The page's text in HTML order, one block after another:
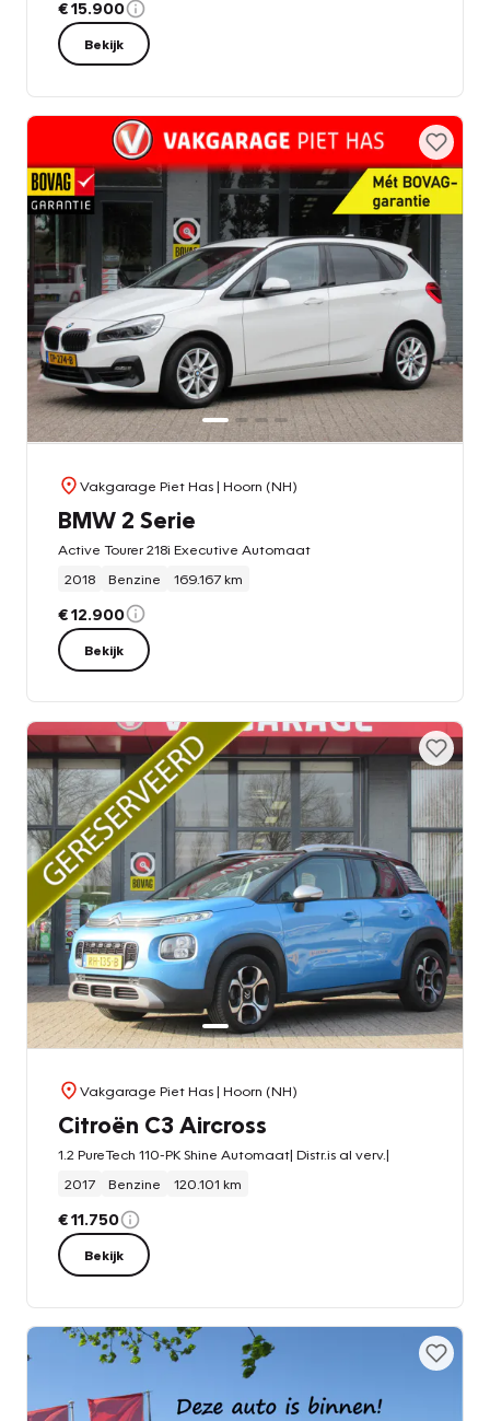
€ 15.900
Bekijk
Vakgarage Piet Has| Hoorn (NH)
BMW 2 Serie
Active Tourer 218i Executive Automaat
2018
Benzine 169.167 km
€ 12.900
Bekijk
Vakgarage Piet Has| Hoorn (NH)
Citroën C3 Aircross
1.2 PureTech 110-PK Shine Automaat| Distr.is al verv.|
2017
Benzine 120.101 km
€ 11.750
Bekijk